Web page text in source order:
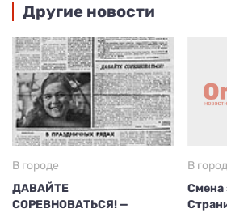
Другие новости
В городе
ДАВАЙТЕ
СОРЕВНОВАТЬСЯ! —
В
Смена